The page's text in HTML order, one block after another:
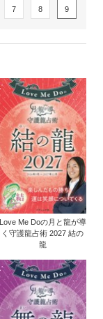
7 8 9
Love Me Doの月と龍が導
く守護龍占術 2027 結の
龍